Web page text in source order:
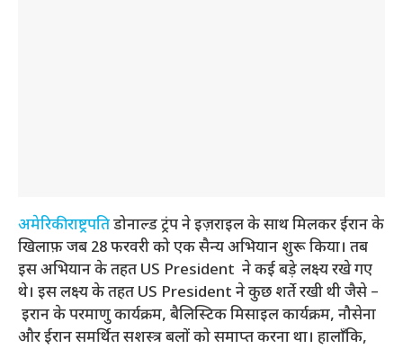
अमेरिकी राष्ट्रपतिडोनाल्ड ट्रंप ने इज़राइल के साथ मिलकर ईरान के
खिलाफ़ जब 28 फरवरी को एक सैन्य अभियान शुरू किया। तब
इस अभियान के तहत US President ने कई बड़े लक्ष्य रखे गए
थे। इस लक्ष्य के तहत US President ने कुछ शर्ते रखी थी जैसे –
इरान के परमाणु कार्यक्रम, बैलिस्टिक मिसाइल कार्यक्रम, नौसेना
और ईरान समर्थित सशस्त्र बलों को समाप्त करना था। हालाँकि,